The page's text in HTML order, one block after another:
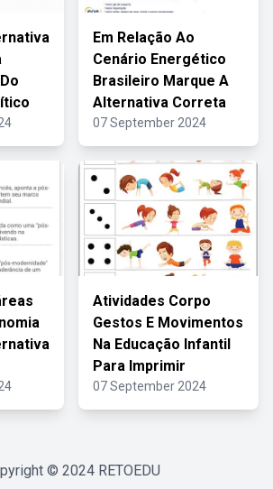
Em Relação Ao
Cenário Energético
Brasileiro Marque A
Alternativa Correta
07 September 2024
Atividades Corpo
Gestos E Movimentos
Na Educação Infantil
Para Imprimir
07 September 2024
© 2024 RETOEDU